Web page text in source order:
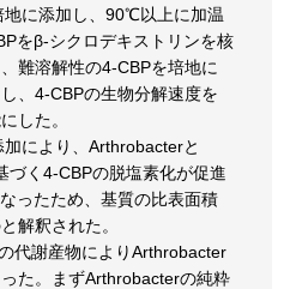
に添加し、90℃以上に加温
をβ-シクロデキストリンを核
難溶解性の4-CBPを培地に
、4-CBPの生物分解速度を
した。
により、Arthrobacterと
づく4-CBPの脱塩素化が促進
ったため、基質の比表面積
解釈された。
代謝産物によりArthrobacter
た。まずArthrobacterの純粋